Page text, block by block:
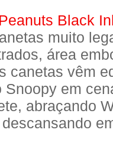
Black
muito
área
canetas vêm
em
abraçando